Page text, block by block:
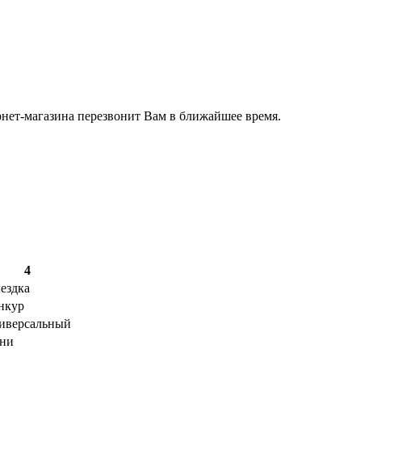
магазина перезвонит Вам в ближайшее время.
4